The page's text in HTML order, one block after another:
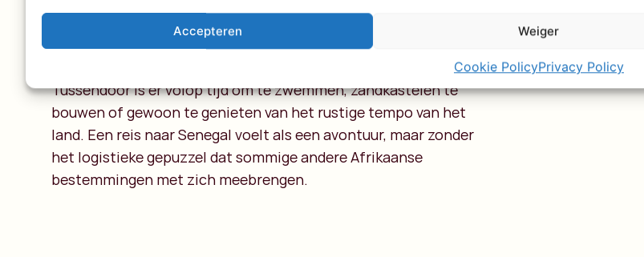
Accepteren Weiger
Cookie PolicyPrivacy Policy
djembe spelen met lokale muzikanten of ga op zoek naar de
indrukwekkende baobabs die rechtstreeks uit een sprookjesboek
Tussendoor is er volop tijd om te zwemmen, zandkastelen te
bouwen of gewoon te genieten van het rustige tempo van het
land. Een reis naar Senegal voelt als een avontuur, maar zonder
het logistieke gepuzzel dat sommige andere Afrikaanse
bestemmingen met zich meebrengen.